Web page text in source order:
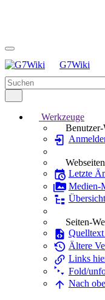
G7Wiki
Werkzeuge
Letzte
Medien-
Übersicht
Seiten-
Quelltext
Ältere
Links
Fold/
Nach